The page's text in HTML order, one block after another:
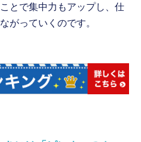
とで集中力もアップし、仕
がっていくのです。